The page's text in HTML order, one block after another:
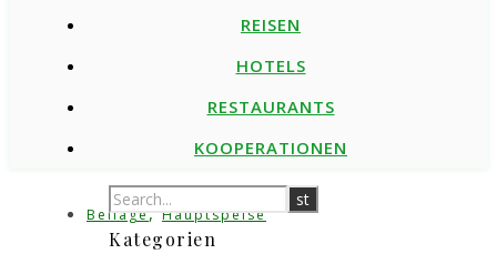
REISEN
HOTELS
RESTAURANTS
KOOPERATIONEN
Beilage , Hauptspeise
Kategorien